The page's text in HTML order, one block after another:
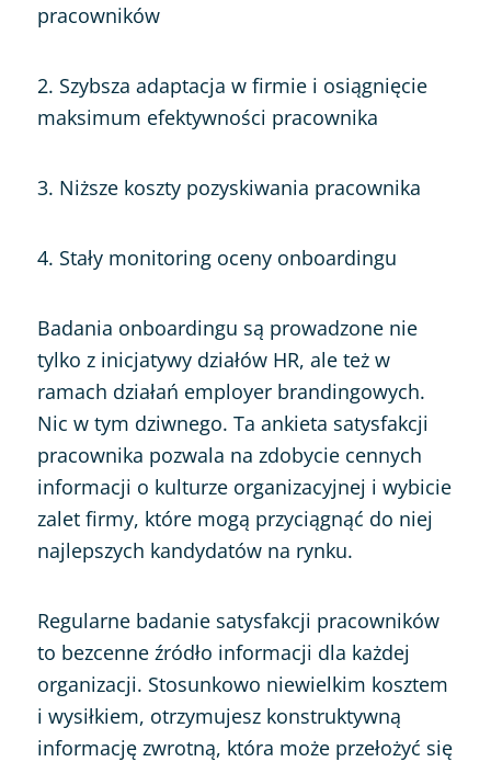
pracowników
2. Szybsza adaptacja w firmie i osiągnięcie
maksimum efektywności pracownika
3. Niższe koszty pozyskiwania pracownika
4. Stały monitoring oceny onboardingu
Badania onboardingu są prowadzone nie
tylko z inicjatywy działów HR, ale też w
ramach działań employer brandingowych.
Nic w tym dziwnego. Ta ankieta satysfakcji
pracownika pozwala na zdobycie cennych
informacji o kulturze organizacyjnej i wybicie
zalet firmy, które mogą przyciągnąć do niej
najlepszych kandydatów na rynku.
Regularne badanie satysfakcji pracowników
to bezcenne źródło informacji dla każdej
organizacji. Stosunkowo niewielkim kosztem
i wysiłkiem, otrzymujesz konstruktywną
informację zwrotną, która może przełożyć się